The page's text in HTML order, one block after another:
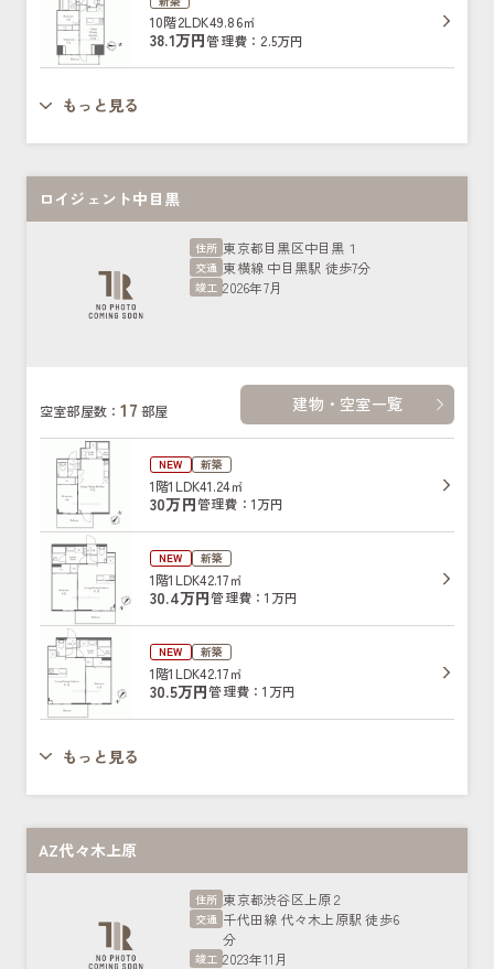
10階2LDK49.86㎡
38.1万円管理費：2.5万円
もっと見る
ロイジェント中目黒
住所 東京都目黒区中目黒１
交通 東横線 中目黒駅 徒歩7分
竣工 2026年7月
空室部屋数：17 部屋 建物・空室一覧
NEW 新築
1階1LDK41.24㎡
30万円管理費：1万円
NEW 新築
1階1LDK42.17㎡
30.4万円管理費：1万円
NEW 新築
1階1LDK42.17㎡
30.5万円管理費：1万円
もっと見る
AZ代々木上原
住所 東京都渋谷区上原２
交通 千代田線 代々木上原駅 徒歩6
分
竣工 2023年11月